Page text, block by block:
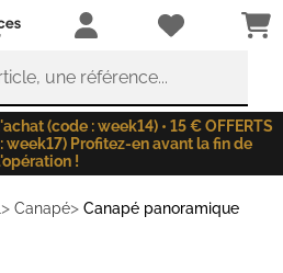
une référence...
(code : week14) • 15 € OFFERTS
Profitez-en avant la fin de
!
> Canapé> Canapé panoramique